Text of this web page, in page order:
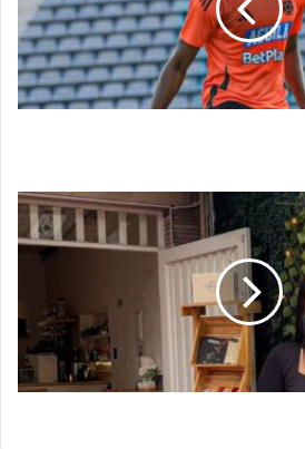
para
las
Eliminatorias
Karen
Hernández
impulsa:
con
Sentido"